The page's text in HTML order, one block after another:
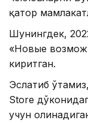
қатор
Шунингдек,
«Новые
киритган.
Эслатиб
Store
учун